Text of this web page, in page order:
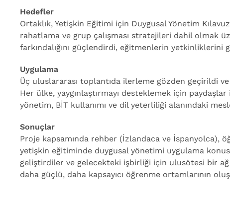
Hedefler
Ortaklık, Yetişkin Eğitimi için Duygusal Yönetim
rahatlama ve grup çalışması stratejileri dahil olmak
farkındalığını güçlendirdi, eğitmenlerin
Uygulama
Üç uluslararası toplantıda ilerleme gözden geçirildi
Her ülke, yaygınlaştırmayı desteklemek için
yönetim, BİT kullanımı ve dil yeterliliği alanındaki
Sonuçlar
Proje kapsamında rehber (İzlandaca ve İspanyolca),
yetişkin eğitiminde duygusal yönetimi uygulama
geliştirdiler ve gelecekteki işbirliği için ulusötesi bir
daha güçlü, daha kapsayıcı öğrenme ortamlarının